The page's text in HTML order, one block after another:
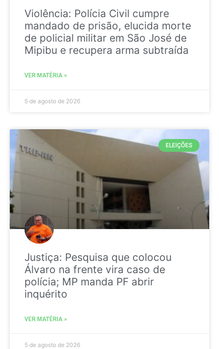
Violência: Polícia Civil cumpre
mandado de prisão, elucida morte
de policial militar em São José de
Mipibu e recupera arma subtraída
VER MATÉRIA »
5 de agosto de 2026
ELEIÇÕES
Justiça: Pesquisa que colocou
Álvaro na frente vira caso de
polícia; MP manda PF abrir
inquérito
VER MATÉRIA »
5 de agosto de 2026